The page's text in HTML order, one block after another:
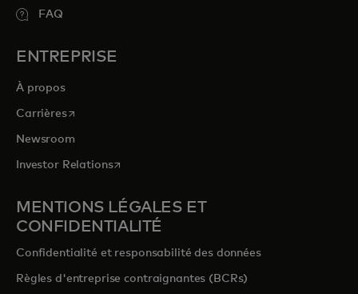
FAQ
ENTREPRISE
À propos
Carrièress’ouvre dans un nouvel onglet
Newsroom
Investor Relationss’ouvre dans un nouvel onglet
MENTIONS LÉGALES ET
CONFIDENTIALITÉ
Confidentialité et responsabilité des données
Règles d'entreprise contraignantes (BCRs)